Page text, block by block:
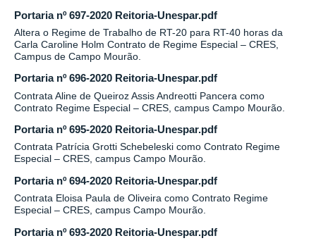
Portaria nº 697-2020 Reitoria-Unespar.pdf
Altera o Regime de Trabalho de RT-20 para RT-40 horas da
Carla Caroline Holm Contrato de Regime Especial – CRES,
Campus de Campo Mourão.
Portaria nº 696-2020 Reitoria-Unespar.pdf
Contrata Aline de Queiroz Assis Andreotti Pancera como
Contrato Regime Especial – CRES, campus Campo Mourão.
Portaria nº 695-2020 Reitoria-Unespar.pdf
Contrata Patrícia Grotti Schebeleski como Contrato Regime
Especial – CRES, campus Campo Mourão.
Portaria nº 694-2020 Reitoria-Unespar.pdf
Contrata Eloisa Paula de Oliveira como Contrato Regime
Especial – CRES, campus Campo Mourão.
Portaria nº 693-2020 Reitoria-Unespar.pdf